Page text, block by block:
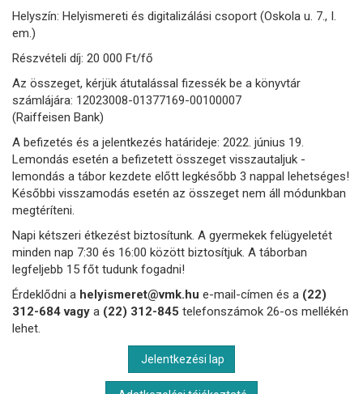
Helyszín: Helyismereti és digitalizálási csoport (Oskola u. 7., I.
em.)
Részvételi díj: 20 000 Ft/fő
Az összeget, kérjük átutalással fizessék be a könyvtár
számlájára: 12023008-01377169-00100007
(Raiffeisen Bank)
A befizetés és a jelentkezés határideje: 2022. június 19.
Lemondás esetén a befizetett összeget visszautaljuk -
lemondás a tábor kezdete előtt legkésőbb 3 nappal lehetséges!
Későbbi visszamodás esetén az összeget nem áll módunkban
megtéríteni.
Napi kétszeri étkezést biztosítunk. A gyermekek felügyeletét
minden nap 7:30 és 16:00 között biztosítjuk. A táborban
legfeljebb 15 főt tudunk fogadni!
Érdeklődni a helyismeret@vmk.hu e-mail-címen és a (22)
312-684 vagy a (22) 312-845 telefonszámok 26-os mellékén
lehet.
Jelentkezési lap